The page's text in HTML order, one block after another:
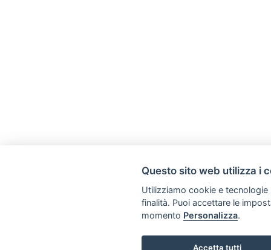
Questo sito web utilizza i
Utilizziamo cookie e
finalità. Puoi accettare le
momento Personalizza.
Accetta tutti